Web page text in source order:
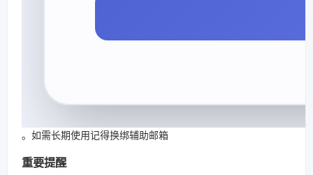
。如需长期使用记得换绑辅助邮箱
重要提醒